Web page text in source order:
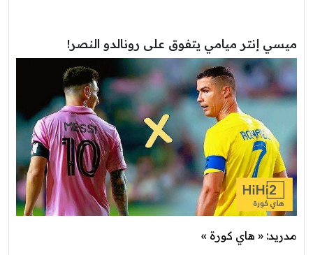
ميسي إنتر ميامي يتفوق على رونالدو النصر!
مدريد: « هاي كورة »